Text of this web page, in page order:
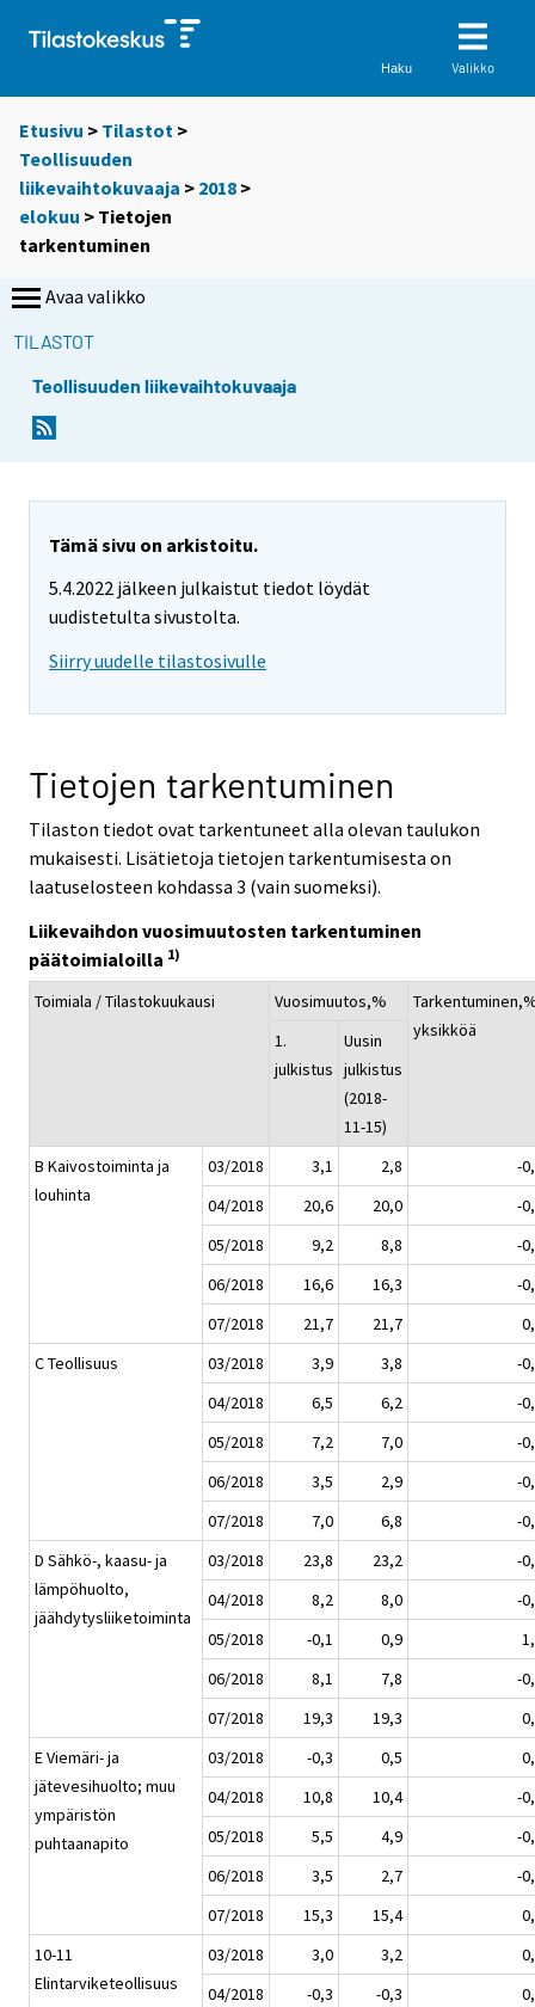
Haku Valikko
Etusivu > Tilastot >
Teollisuuden
liikevaihtokuvaaja > 2018 >
elokuu > Tietojen
tarkentuminen
Avaa valikko
TILASTOT
Teollisuuden liikevaihtokuvaaja
Tämä sivu on arkistoitu.
5.4.2022 jälkeen julkaistut tiedot löydät
uudistetulta sivustolta.
Siirry uudelle tilastosivulle
Tietojen tarkentuminen
Tilaston tiedot ovat tarkentuneet alla olevan taulukon
mukaisesti. Lisätietoja tietojen tarkentumisesta on
laatuselosteen kohdassa 3 (vain suomeksi).
Liikevaihdon vuosimuutosten tarkentuminen
päätoimialoilla 1)
Toimiala / Tilastokuukausi Vuosimuutos,%
yksikköä
1.
julkistus
Uusin
julkistus
(2018-
11-15)
B Kaivostoiminta ja
louhinta
03/2018 3,1 2,8
-
04/2018
20,6 20,0
-
05/2018
9,2 8,8
-
06/2018
16,6 16,3
-
07/2018
21,7 21,7
C Teollisuus
03/2018 3,9 3,8
-
04/2018
6,5 6,2
-
05/2018
7,2 7,0
-
06/2018
3,5 2,9
-
07/2018
7,0 6,8
-
D Sähkö-, kaasu- ja
lämpöhuolto,
jäähdytysliiketoiminta
03/2018 23,8 23,2
-
04/2018
8,2 8,0
-
05/2018
-0,1 0,9
06/2018
8,1 7,8
-
07/2018
19,3 19,3
E Viemäri- ja
jätevesihuolto; muu
ympäristön
puhtaanapito
03/2018 -0,3 0,5
04/2018
10,8 10,4
-
05/2018
5,5 4,9
-
06/2018
3,5 2,7
-
07/2018
15,3 15,4
10-11
Elintarviketeollisuus
03/2018 3,0 3,2
04/2018
-0,3 -0,3